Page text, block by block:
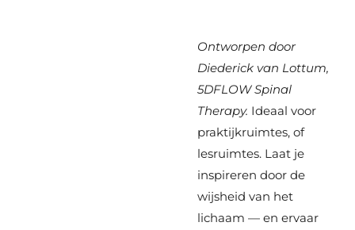
Ontworpen door
Diederick van Lottum,
5DFLOW Spinal
Therapy. Ideaal voor
praktijkruimtes, of
lesruimtes. Laat je
inspireren door de
wijsheid van het
lichaam — en ervaar